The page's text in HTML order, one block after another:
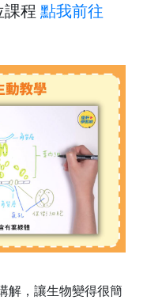
課程 點我前往
解，讓生物變得很簡